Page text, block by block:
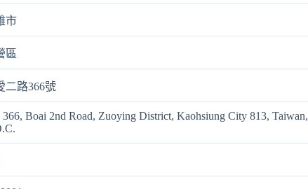
市
區
二路366號
366, Boai 2nd Road, Zuoying District, Kaohsiung City 813, Taiwan,